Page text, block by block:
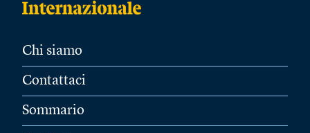
Chi siamo
Contattaci
Sommario